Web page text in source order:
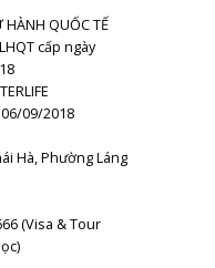
HÀNH QUỐC TẾ
cấp ngày
06/09/2018
Hà, Phường Láng
(Visa & Tour